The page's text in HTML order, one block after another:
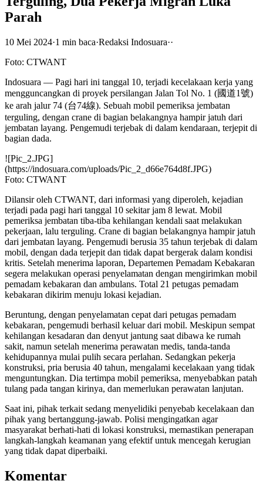
Parah
10 Mei 2024·1 min baca·Redaksi Indosuara··
Foto: CTWANT
Indosuara — Pagi hari ini tanggal 10, terjadi kecelakaan kerja yang
mengguncangkan di proyek persilangan Jalan Tol No. 1 (國道1號)
ke arah jalur 74 (台74線). Sebuah mobil pemeriksa jembatan
terguling, dengan crane di bagian belakangnya hampir jatuh dari
jembatan layang. Pengemudi terjebak di dalam kendaraan, terjepit di
bagian dada.
![Pic_2.JPG]
(https://indosuara.com/uploads/Pic_2_d66e764d8f.JPG)
Foto: CTWANT
Dilansir oleh CTWANT, dari informasi yang diperoleh, kejadian
terjadi pada pagi hari tanggal 10 sekitar jam 8 lewat. Mobil
pemeriksa jembatan tiba-tiba kehilangan kendali saat melakukan
pekerjaan, lalu terguling. Crane di bagian belakangnya hampir jatuh
dari jembatan layang. Pengemudi berusia 35 tahun terjebak di dalam
mobil, dengan dada terjepit dan tidak dapat bergerak dalam kondisi
kritis. Setelah menerima laporan, Departemen Pemadam Kebakaran
segera melakukan operasi penyelamatan dengan mengirimkan mobil
pemadam kebakaran dan ambulans. Total 21 petugas pemadam
kebakaran dikirim menuju lokasi kejadian.
Beruntung, dengan penyelamatan cepat dari petugas pemadam
kebakaran, pengemudi berhasil keluar dari mobil. Meskipun sempat
kehilangan kesadaran dan denyut jantung saat dibawa ke rumah
sakit, namun setelah menerima perawatan medis, tanda-tanda
kehidupannya mulai pulih secara perlahan. Sedangkan pekerja
konstruksi, pria berusia 40 tahun, mengalami kecelakaan yang tidak
menguntungkan. Dia tertimpa mobil pemeriksa, menyebabkan patah
tulang pada tangan kirinya, dan memerlukan perawatan lanjutan.
Saat ini, pihak terkait sedang menyelidiki penyebab kecelakaan dan
pihak yang bertanggung-jawab. Polisi mengingatkan agar
masyarakat berhati-hati di lokasi konstruksi, memastikan penerapan
langkah-langkah keamanan yang efektif untuk mencegah kerugian
yang tidak dapat diperbaiki.
Komentar